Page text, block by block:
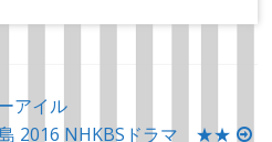
アイル
2016 NHKBSドラマ ★★